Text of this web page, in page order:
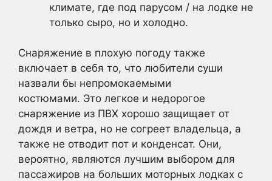
климате, где под парусом / на лодке не
только сыро, но и холодно.
Снаряжение в плохую погоду также
включает в себя то, что любители суши
назвали бы непромокаемыми
костюмами. Это легкое и недорогое
снаряжение из ПВХ хорошо защищает от
дождя и ветра, но не согреет владельца, а
также не отводит пот и конденсат. Они,
вероятно, являются лучшим выбором для
пассажиров на больших моторных лодках с